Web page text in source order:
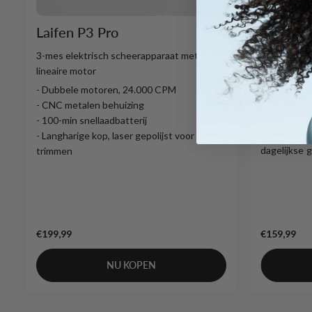
Laifen P3 Pro
3-mes elektrisch scheerapparaat met
lineaire motor
- Dubbele motoren, 24.000 CPM
- CNC metalen behuizing
- 100-min snellaadbatterij
- Langharige kop, laser gepolijst voor glad
trimmen
€199,99
NU KOPEN
Laifen
1-Mes
lineaire
- 12.000
- CNC
- 120-min
- Perfect
dagelijkse
€159,99